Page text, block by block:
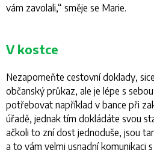
vám zavolali ,“ směje se Marie.
V kostce
Nezapomeňte cestovní doklady,
občanský průkaz, ale je lépe s
potřebovat například v bance při
úřadě, jednak tím dokládáte svou
ačkoli to zní dost jednoduše, jsou
a to vám velmi usnadní komunikaci